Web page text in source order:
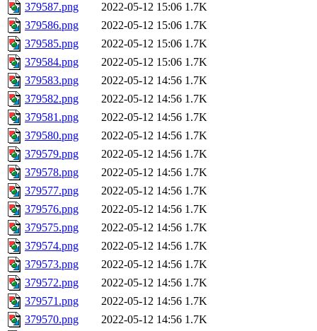
379587.png
2022-05-12 15:06 1.7K
379586.png
2022-05-12 15:06 1.7K
379585.png
2022-05-12 15:06 1.7K
379584.png
2022-05-12 15:06 1.7K
379583.png
2022-05-12 14:56 1.7K
379582.png
2022-05-12 14:56 1.7K
379581.png
2022-05-12 14:56 1.7K
379580.png
2022-05-12 14:56 1.7K
379579.png
2022-05-12 14:56 1.7K
379578.png
2022-05-12 14:56 1.7K
379577.png
2022-05-12 14:56 1.7K
379576.png
2022-05-12 14:56 1.7K
379575.png
2022-05-12 14:56 1.7K
379574.png
2022-05-12 14:56 1.7K
379573.png
2022-05-12 14:56 1.7K
379572.png
2022-05-12 14:56 1.7K
379571.png
2022-05-12 14:56 1.7K
379570.png
2022-05-12 14:56 1.7K